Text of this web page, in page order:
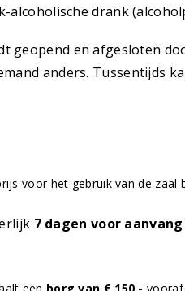
alcoholische drank
geopend en afgesloten
anders. Tussentijds
voor het gebruik van de zaal
7 dagen voor aanvang